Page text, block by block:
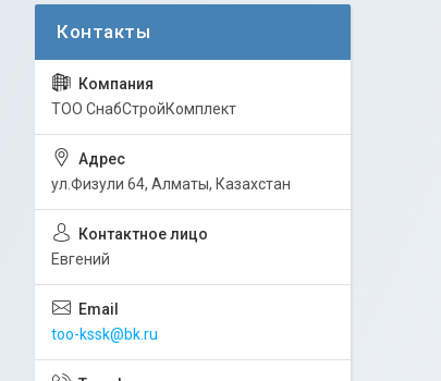
ТОО СнабСтройКомплект
ул.Физули 64, Алматы, Казахстан
Евгений
too-kssk@bk.ru